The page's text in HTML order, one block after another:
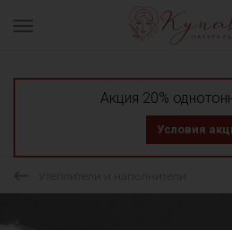
Акция 20%
Условия
Утеплители и наполнители